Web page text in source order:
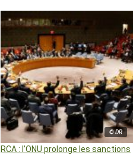
© DR
RCA : l’ONU prolonge les sanctions